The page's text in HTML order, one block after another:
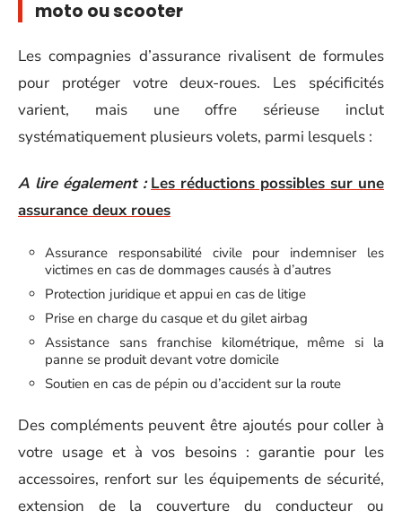
moto ou scooter
Les compagnies d’assurance rivalisent de formules
pour protéger votre deux-roues. Les spécificités
varient, mais une offre sérieuse inclut
systématiquement plusieurs volets, parmi lesquels :
A lire également : Les réductions possibles sur une
assurance deux roues
Assurance responsabilité civile pour indemniser les
victimes en cas de dommages causés à d’autres
Protection juridique et appui en cas de litige
Prise en charge du casque et du gilet airbag
Assistance sans franchise kilométrique, même si la
panne se produit devant votre domicile
Soutien en cas de pépin ou d’accident sur la route
Des compléments peuvent être ajoutés pour coller à
votre usage et à vos besoins : garantie pour les
accessoires, renfort sur les équipements de sécurité,
extension de la couverture du conducteur ou